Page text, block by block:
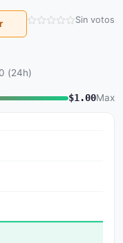
Sin votos
(24h)
$1.00Max